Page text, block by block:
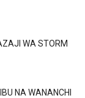
WA STORM
NA WANANCHI